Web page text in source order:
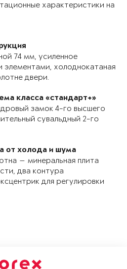
характеристики на
74 мм, усиленное
элементами, холоднокатаная
двери.
класса «стандарт+»
замок 4-го высшего
сувальдный 2-го
от холода и шума
— минеральная плита
два контура
для регулировки